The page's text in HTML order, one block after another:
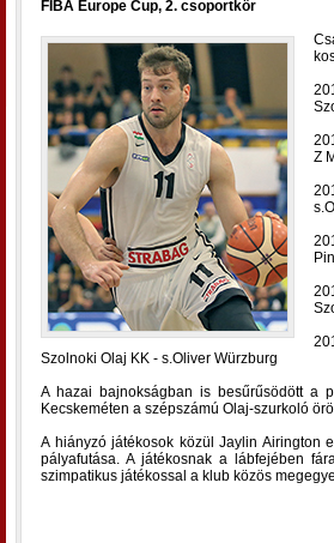
FIBA Europe Cup, 2. csoportkör
Z
Szolnoki Olaj KK - s.Oliver Würzburg
A hazai bajnokságban is besűrűsödött a
Kecskeméten a szépszámú Olaj-szurkoló
A hiányzó játékosok közül Jaylin Airington
pályafutása. A játékosnak a lábfejében
szimpatikus játékossal a klub közös